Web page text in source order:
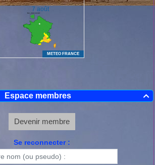

Espace membres
Devenir membre
Se reconnecter :